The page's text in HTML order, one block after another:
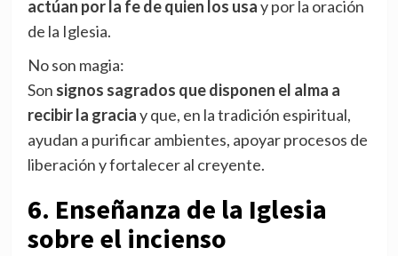
actúan por la fe de quien los usay por la oración
de la Iglesia.
No son magia:
Son signos sagrados que disponen el alma a
recibir la graciay que, en la tradición espiritual,
ayudan a purificar ambientes, apoyar procesos de
liberación y fortalecer al creyente.
6. Enseñanza de la Iglesia
sobre el incienso